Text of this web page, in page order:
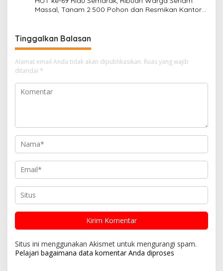
Massal, Tanam 2.500 Pohon dan Resmikan Kantor
Tinggalkan Balasan
Alamat email Anda tidak akan dipublikasikan. Ruas yang wajib
ditandai *
Situs ini menggunakan Akismet untuk mengurangi spam.
Pelajari bagaimana data komentar Anda diproses